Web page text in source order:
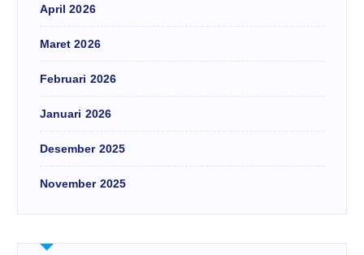
April 2026
Maret 2026
Februari 2026
Januari 2026
Desember 2025
November 2025